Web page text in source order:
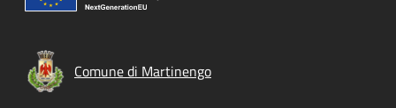
Comune di Martinengo